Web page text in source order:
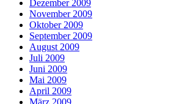
Dezember 2009
November 2009
Oktober 2009
September 2009
August 2009
Juli 2009
Juni 2009
Mai 2009
April 2009
März 2009